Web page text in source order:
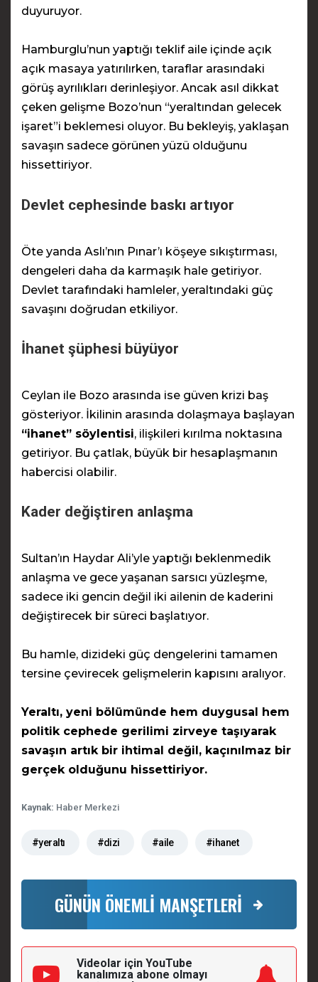
duyuruyor.
Hamburglu’nun yaptığı teklif aile içinde açık
açık masaya yatırılırken, taraflar arasındaki
görüş ayrılıkları derinleşiyor. Ancak asıl dikkat
çeken gelişme Bozo’nun “yeraltından gelecek
işaret”i beklemesi oluyor. Bu bekleyiş, yaklaşan
savaşın sadece görünen yüzü olduğunu
hissettiriyor.
Devlet cephesinde baskı artıyor
Öte yanda Aslı’nın Pınar’ı köşeye sıkıştırması,
dengeleri daha da karmaşık hale getiriyor.
Devlet tarafındaki hamleler, yeraltındaki güç
savaşını doğrudan etkiliyor.
İhanet şüphesi büyüyor
Ceylan ile Bozo arasında ise güven krizi baş
gösteriyor. İkilinin arasında dolaşmaya başlayan
“ihanet” söylentisi, ilişkileri kırılma noktasına
getiriyor. Bu çatlak, büyük bir hesaplaşmanın
habercisi olabilir.
Kader değiştiren anlaşma
Sultan’ın Haydar Ali’yle yaptığı beklenmedik
anlaşma ve gece yaşanan sarsıcı yüzleşme,
sadece iki gencin değil iki ailenin de kaderini
değiştirecek bir süreci başlatıyor.
Bu hamle, dizideki güç dengelerini tamamen
tersine çevirecek gelişmelerin kapısını aralıyor.
Yeraltı, yeni bölümünde hem duygusal hem
politik cephede gerilimi zirveye taşıyarak
savaşın artık bir ihtimal değil, kaçınılmaz bir
gerçek olduğunu hissettiriyor.
Kaynak: Haber Merkezi
#yeraltı #dizi #aile #ihanet
GÜNÜN ÖNEMLİ MANŞETLERİ
Videolar için YouTube
kanalımıza abone olmayı